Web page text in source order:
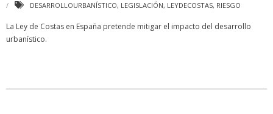
DESARROLLOURBANÍSTICO, LEGISLACIÓN, LEYDECOSTAS, RIESGO
La Ley de Costas en España pretende mitigar el impacto del desarrollo
urbanístico.